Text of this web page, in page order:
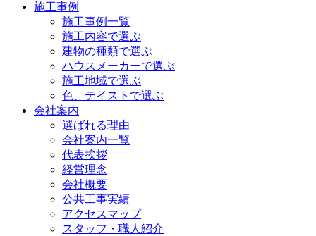
施工事例
施工事例一覧
施工内容で選ぶ
建物の種類で選ぶ
ハウスメーカーで選ぶ
施工地域で選ぶ
色、テイストで選ぶ
会社案内
選ばれる理由
会社案内一覧
代表挨拶
経営理念
会社概要
公共工事実績
アクセスマップ
スタッフ・職人紹介